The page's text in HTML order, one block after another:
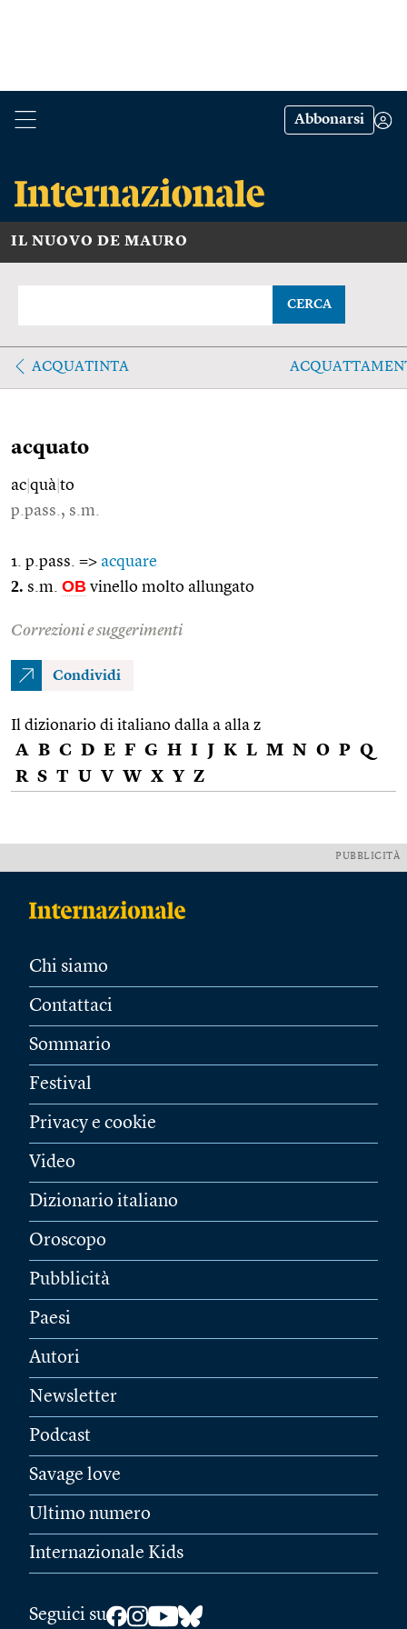
Abbonarsi
IL NUOVO DE MAURO
CERCA
ACQUATINTA
acquato
ac quà to
p.pass., s.m.
1. p.pass. => acquare
2. s.m. OB vinello molto allungato
Correzioni e suggerimenti
Condividi
Il dizionario di italiano dalla a alla z
A B C D E F G H I J K L M N O P Q
R S T U V W X Y Z
PUBBLICITÀ
Chi siamo
Contattaci
Sommario
Festival
Privacy e cookie
Video
Dizionario italiano
Oroscopo
Pubblicità
Paesi
Autori
Newsletter
Podcast
Savage love
Ultimo numero
Internazionale Kids
Seguici su